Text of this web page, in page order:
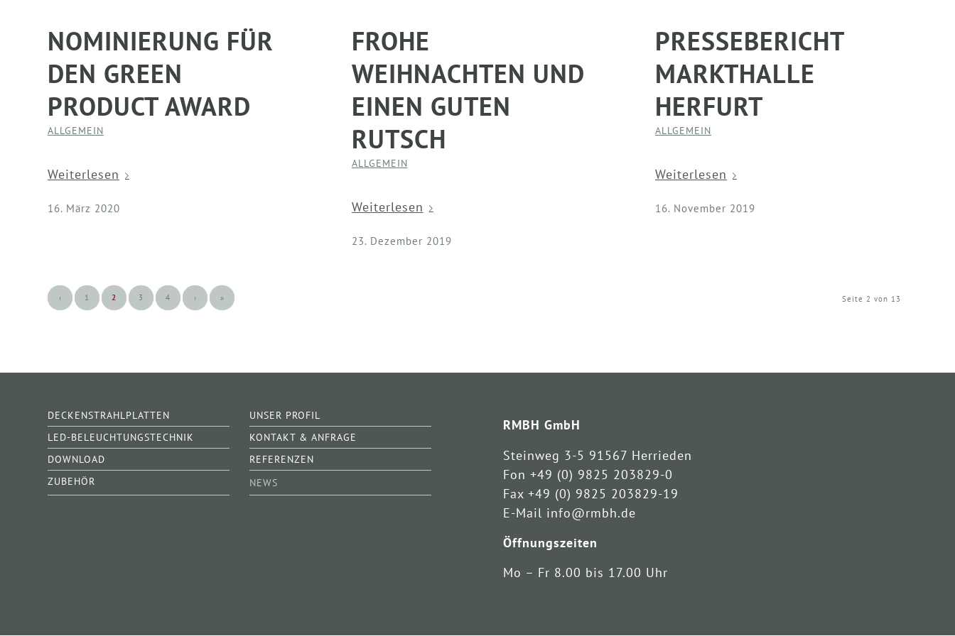
NOMINIERUNG FÜR
DEN GREEN
PRODUCT AWARD
ALLGEMEIN
Weiterlesen
16. März 2020
FROHE
WEIHNACHTEN UND
EINEN GUTEN
RUTSCH
ALLGEMEIN
Weiterlesen
23. Dezember 2019
PRESSEBERICHT
MARKTHALLE
HERFURT
ALLGEMEIN
Weiterlesen
16. November 2019
Seite 2 von 13
‹ 1 2 3 4 › »
DECKENSTRAHLPLATTEN
UNSER PROFIL
LED-BELEUCHTUNGSTECHNIK
KONTAKT & ANFRAGE
DOWNLOAD
REFERENZEN
ZUBEHÖR
NEWS
RMBH GmbH
Steinweg 3-5 91567 Herrieden
Fon +49 (0) 9825 203829-0
Fax +49 (0) 9825 203829-19
E-Mail info@rmbh.de
Öffnungszeiten
Mo – Fr 8.00 bis 17.00 Uhr